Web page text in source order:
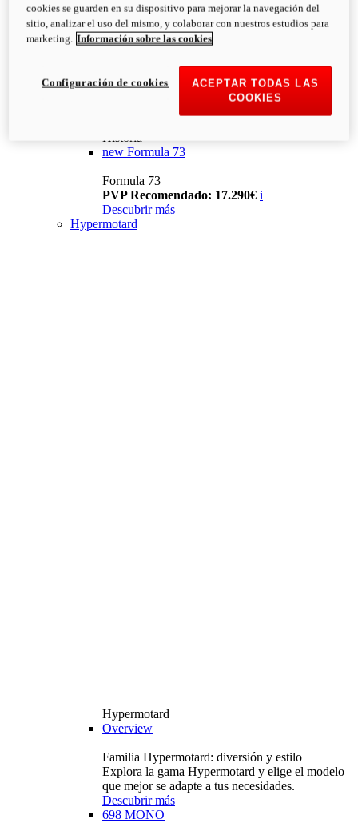
Historia
new Formula 73
Formula 73
PVP Recomendado: 17.290€ i
Descubrir más
Hypermotard
Hypermotard
Overview
Familia Hypermotard: diversión y estilo
Explora la gama Hypermotard y elige el modelo
que mejor se adapte a tus necesidades.
Descubrir más
698 MONO
cookies se guarden en su dispositivo para mejorar la navegación del
sitio, analizar el uso del mismo, y colaborar con nuestros estudios para
marketing. Información sobre las cookies
ACEPTAR TODAS LAS
COOKIES
Configuración de cookies